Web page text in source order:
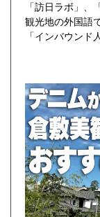
「訪日ラボ」
観光地の外国語
「インバウンド